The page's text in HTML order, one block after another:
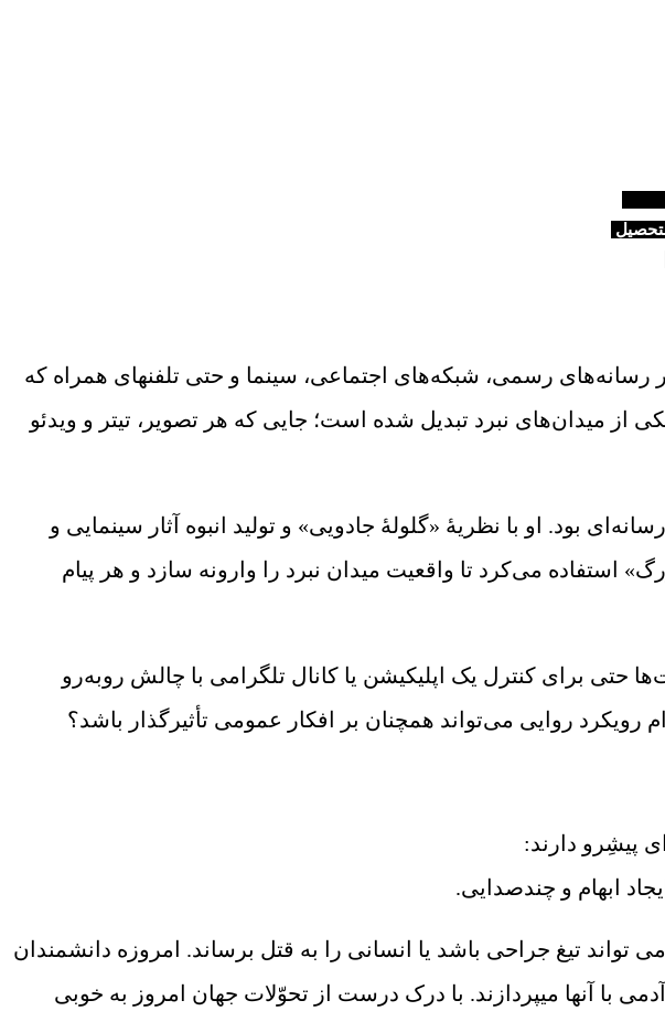
رسانه‌های رسمی، شبکه‌های اجتماعی، سینما و حتی تلفن‏های همراه که
از میدان‌های نبرد تبدیل شده است؛ جایی که هر تصویر، تیتر و ویدئو
بود. او با نظریۀ «گلولۀ جادویی» و تولید انبوه آثار سینمایی و
می‌کرد تا واقعیت میدان نبرد را وارونه سازد و هر پیام
برای کنترل یک اپلیکیشن یا کانال تلگرامی با چالش روبه‌رو
پیشِ‏رو دارند:
تیغ جراحی باشد یا انسانی را به قتل برساند. امروزه دانشمندان
با آن‏ها می‏پردازند. با درک درست از تحوّلات جهان امروز به خوبی